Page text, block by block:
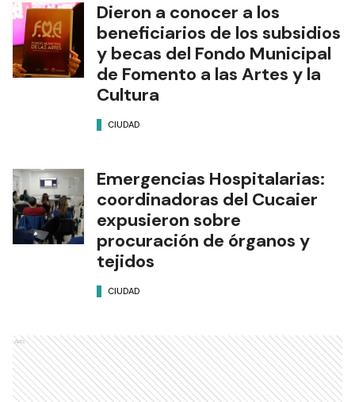
Dieron a conocer a los
beneficiarios de los subsidios
y becas del Fondo Municipal
de Fomento a las Artes y la
Cultura
CIUDAD
Emergencias Hospitalarias:
coordinadoras del Cucaier
expusieron sobre
procuración de órganos y
tejidos
CIUDAD
Ads